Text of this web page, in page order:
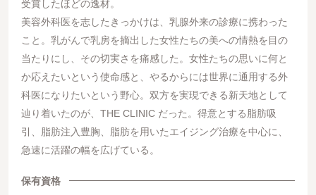
受賞したほどの逸材。
美容外科医を志したきっかけは、乳腺外来の診療に携わった
こと。乳がんで乳房を摘出した女性たちの美への情熱を目の
当たりにし、その切実さを痛感した。女性たちの思いに何と
か応えたいという使命感と、やるからには世界に通用する外
科医になりたいという野心。双方を実現できる新天地として
辿り着いたのが、THE CLINIC だった。得意とする脂肪吸
引、脂肪注入豊胸、脂肪を用いたエイジング治療を中心に、
急速に活躍の幅を広げている。
保有資格